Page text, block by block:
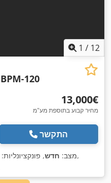
1 / 12
BPM-120
‏13,000 ‏€
מחיר קבוע בתוספת מע"מ
התקשר
מצב: חדש, פונקציונליות: ,